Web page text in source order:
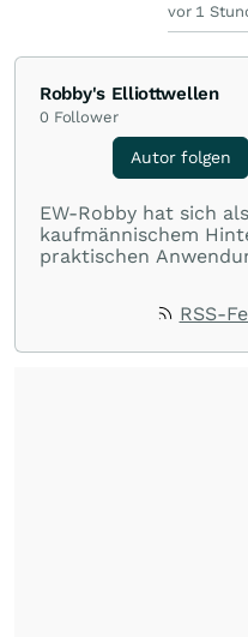
vor 1
Robby's Elliottwellen
0 Follower
Autor folgen
EW-Robby hat sich
kaufmännischem
praktischen
Theorie als
betreibt im Rahmen
RSS-